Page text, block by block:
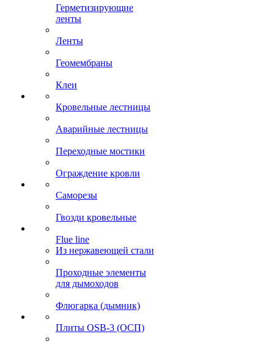
Герметизирующие
ленты
Ленты
Геомембраны
Клеи
Кровельные лестницы
Аварийные лестницы
Переходные мостики
Ограждение кровли
Саморезы
Гвозди кровельные
Flue line
Из нержавеющей стали
Проходные элементы
для дымоходов
Флюгарка (дымник)
Плиты OSB-3 (ОСП)